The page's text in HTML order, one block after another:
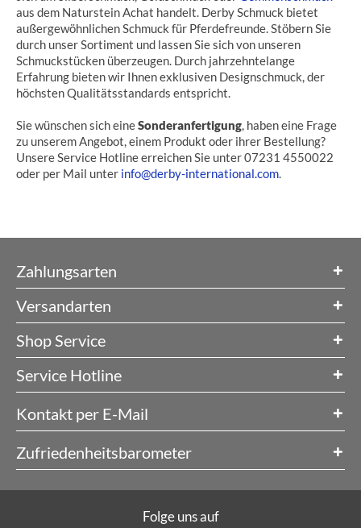
aus dem Naturstein Achat handelt. Derby Schmuck bietet
außergewöhnlichen Schmuck für Pferdefreunde. Stöbern Sie
durch unser Sortiment und lassen Sie sich von unseren
Schmuckstücken überzeugen. Durch jahrzehntelange
Erfahrung bieten wir Ihnen exklusiven Designschmuck, der
höchsten Qualitätsstandards entspricht.
Sie wünschen sich eineSonderanfertigung, haben eine Frage
zu unserem Angebot, einem Produkt oder ihrer Bestellung?
Unsere Service Hotline erreichen Sie unter 07231 4550022
oder per Mail unter info@derby-international.com.
Zahlungsarten
Versandarten
Shop Service
Service Hotline
Kontakt per E-Mail
Zufriedenheitsbarometer
Folge uns auf